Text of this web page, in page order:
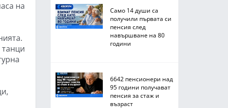
на
Само 14 души са
получили първата си
пенсия след
навършване на 80
години
6642 пенсионери над
95 години получават
пенсия за стаж и
възраст